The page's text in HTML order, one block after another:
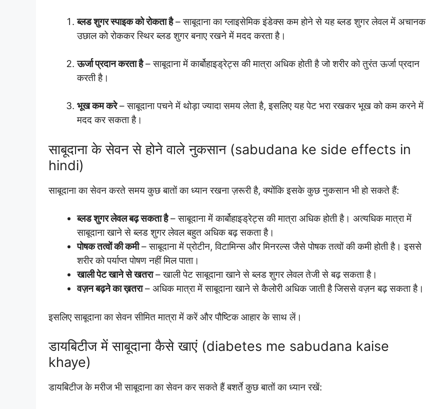
ब्लड शुगर स्पाइक को रोकता है– साबूदाना का ग्लाइसेमिक इंडेक्स कम होने से यह ब्लड शुगर लेवल में अचानक
उछाल को रोककर स्थिर ब्लड शुगर बनाए रखने में मदद करता है।
ऊर्जा प्रदान करता है– साबूदाना में कार्बोहाइड्रेट्स की मात्रा अधिक होती है जो शरीर को तुरंत ऊर्जा प्रदान
करती है।
भूख कम करे– साबूदाना पचने में थोड़ा ज्यादा समय लेता है, इसलिए यह पेट भरा रखकर भूख को कम करने में
मदद कर सकता है।
साबूदाना के सेवन से होने वाले नुकसान (sabudana ke side effects in
hindi)
साबूदाना का सेवन करते समय कुछ बातों का ध्यान रखना ज़रूरी है, क्योंकि इसके कुछ नुकसान भी हो सकते हैं:
ब्लड शुगर लेवल बढ़ सकता है– साबूदाना में कार्बोहाइड्रेट्स की मात्रा अधिक होती है। अत्यधिक मात्रा में
साबूदाना खाने से ब्लड शुगर लेवल बहुत अधिक बढ़ सकता है।
पोषक तत्वों की कमी– साबूदाना में प्रोटीन, विटामिन्स और मिनरल्स जैसे पोषक तत्वों की कमी होती है। इससे
शरीर को पर्याप्त पोषण नहीं मिल पाता।
खाली पेट खाने से खतरा– खाली पेट साबूदाना खाने से ब्लड शुगर लेवल तेजी से बढ़ सकता है।
वज़न बढ़ने का ख़तरा– अधिक मात्रा में साबूदाना खाने से कैलोरी अधिक जाती है जिससे वज़न बढ़ सकता है।
इसलिए साबूदाना का सेवन सीमित मात्रा में करें और पौष्टिक आहार के साथ लें।
डायबिटीज में साबूदाना कैसे खाएं (diabetes me sabudana kaise
khaye)
डायबिटीज के मरीज भी साबूदाना का सेवन कर सकते हैं बशर्ते कुछ बातों का ध्यान रखें: